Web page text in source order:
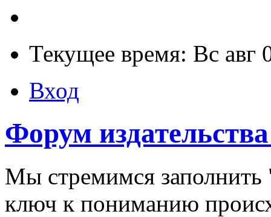
Текущее время: Вс авг
Вход
Форум
Мы стремимся заполнить
ключ к пониманию